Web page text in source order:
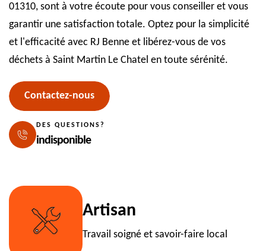
01310, sont à votre écoute pour vous conseiller et vous
garantir une satisfaction totale. Optez pour la simplicité
et l'efficacité avec RJ Benne et libérez-vous de vos
déchets à Saint Martin Le Chatel en toute sérénité.
Contactez-nous
DES QUESTIONS?
indisponible
Artisan
Travail soigné et savoir-faire local